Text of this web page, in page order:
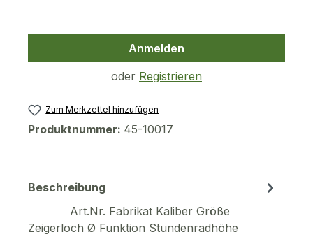
Anmelden
oder Registrieren
Zum Merkzettel hinzufügen
Produktnummer: 45-10017
Beschreibung
Art.Nr. Fabrikat Kaliber Größe
Zeigerloch Ø Funktion Stundenradhöhe